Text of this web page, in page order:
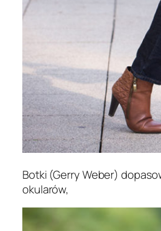
Botki (Gerry Weber)
okularów,